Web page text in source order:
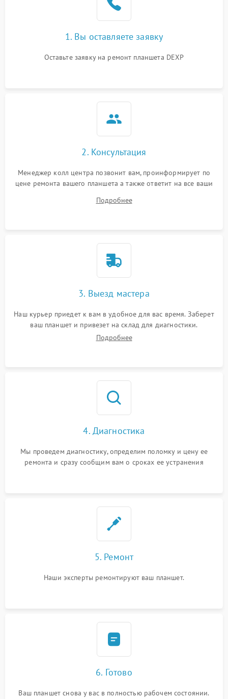
Память и данные
Режим работы
Питание и аккумулятор
1. Вы оставляете заявку
Оставьте заявку на ремонт планшета DEXP
2. Консультация
Менеджер колл центра позвонит вам, проинформирует по
цене ремонта вашего планшета а также ответит на все ваши
Подробнее
3. Выезд мастера
Наш курьер приедет к вам в удобное для вас время. Заберет
ваш планшет и привезет на склад для диагностики.
Подробнее
4. Диагностика
Мы проведем диагностику, определим поломку и цену ее
ремонта и сразу сообщим вам о сроках ее устранения
5. Ремонт
Наши эксперты ремонтируют ваш планшет.
6. Готово
Ваш планшет снова у вас в полностью рабочем состоянии.